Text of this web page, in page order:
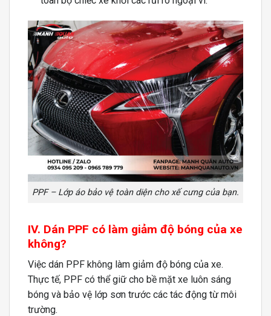
PPF – Lớp áo bảo vệ toàn diện cho xế cưng của bạn.
IV. Dán PPF có làm giảm độ bóng của xe
không?
Việc dán PPF không làm giảm độ bóng của xe.
Thực tế, PPF có thể giữ cho bề mặt xe luôn sáng
bóng và bảo vệ lớp sơn trước các tác động từ môi
trường.